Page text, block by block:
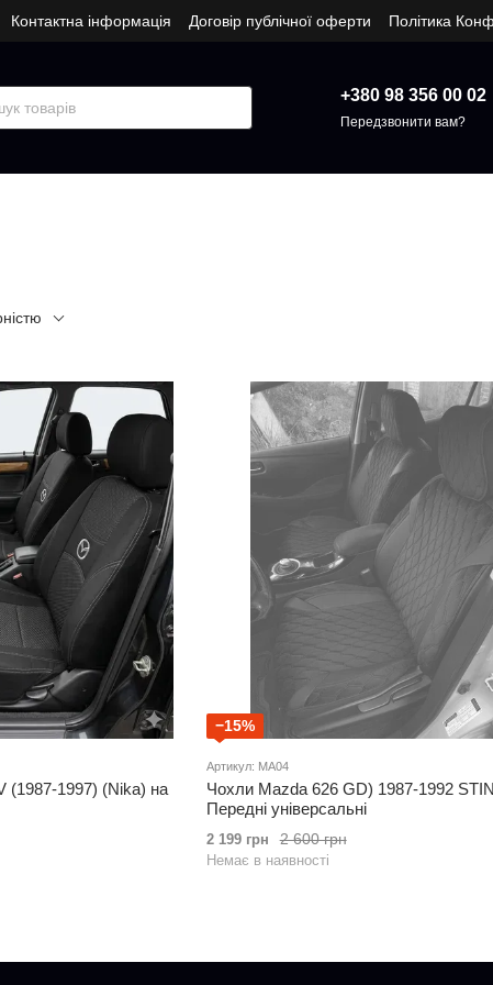
Контактна інформація Договір публічної оферти Політика
+380 98 356 00 02
Передзвонити вам?
(1987-1997) (Nika) на
−15%
Артикул: MA04
Чохли Mazda 626 GD) 1987-1992
Передні універсальні
2 600 грн
2 199 грн
Немає в наявності